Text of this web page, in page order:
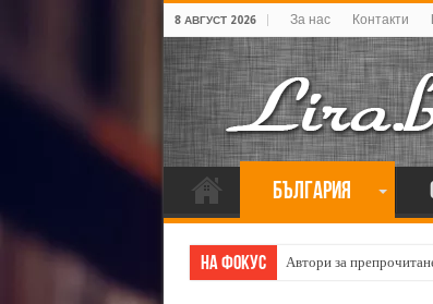
8 АВГУСТ 2026 За нас Контакти
България
На фокус Автори за